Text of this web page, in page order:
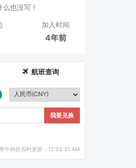
也没写！
加入时间
4年前
航班查询
我要兑换
中间价实时更新：12:02:31 AM